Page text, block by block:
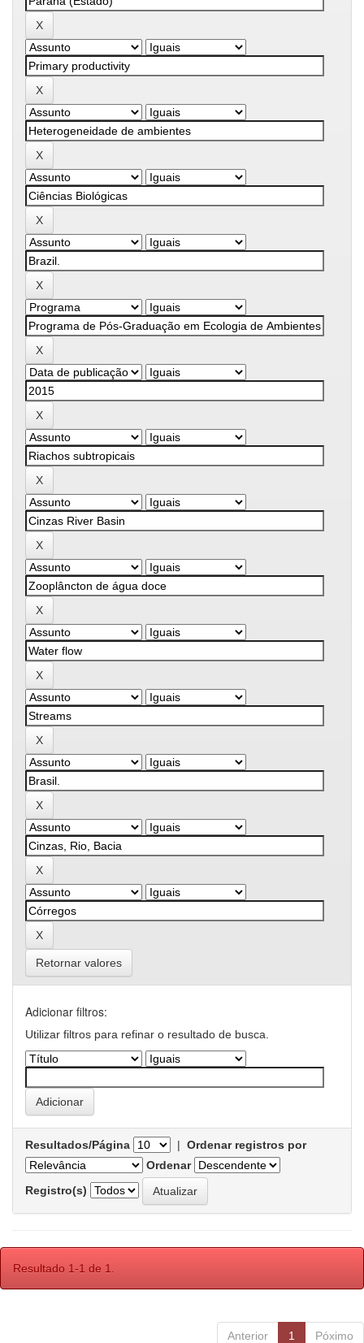
Retornar valores
Adicionar filtros:
Utilizar filtros para refinar o resultado de busca.
Resultados/Página | Ordenar registros por
Ordenar
Registro(s)
Resultado 1-1 de 1.
Anterior 1 Póximo